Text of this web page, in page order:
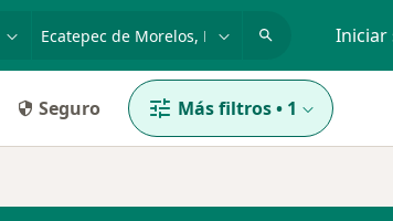
Iniciar
Seguro Más filtros• 1